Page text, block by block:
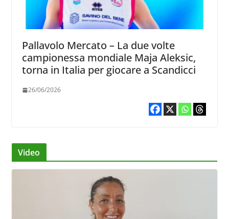
Pallavolo Mercato – La due volte
campionessa mondiale Maja Aleksic,
torna in Italia per giocare a Scandicci
26/06/2026
Video